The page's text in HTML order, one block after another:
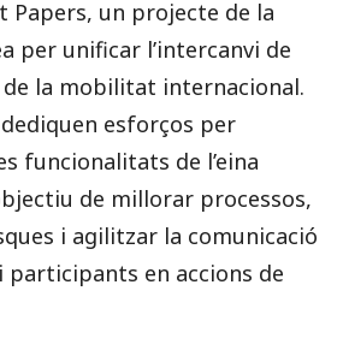
Papers, un projecte de la
per unificar l’intercanvi de
de la mobilitat internacional.
esforços per
funcionalitats de l’eina
de millorar processos,
i agilitzar la comunicació
participants en accions de